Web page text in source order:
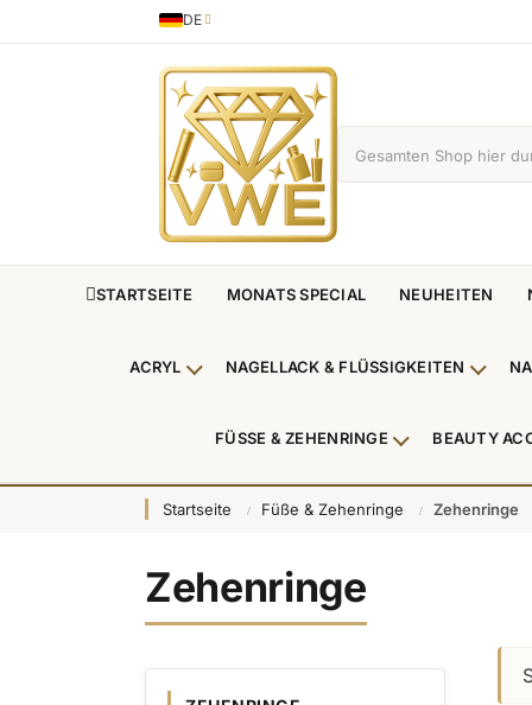
Sprache
DE
German
STARTSEITE MONATS SPECIAL NEUHEITEN
ACRYL Untermenü Acryl anzeigen
NAGELLACK & FLÜSSIGKEITEN
FÜSSE & ZEHENRINGE Untermenü
BEAUTY
Startseite Füße & Zehenringe Zehenringe
Zehenringe